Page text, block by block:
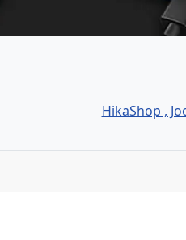
HikaShop ,